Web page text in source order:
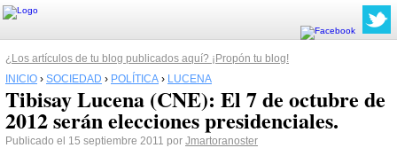
¿Los artículos de tu blog publicados aquí? ¡Propón tu blog!
INICIO › SOCIEDAD › POLÍTICA › LUCENA
Tibisay Lucena (CNE): El 7 de octubre de
2012 serán elecciones presidenciales.
Publicado el 15 septiembre 2011 por Jmartoranoster